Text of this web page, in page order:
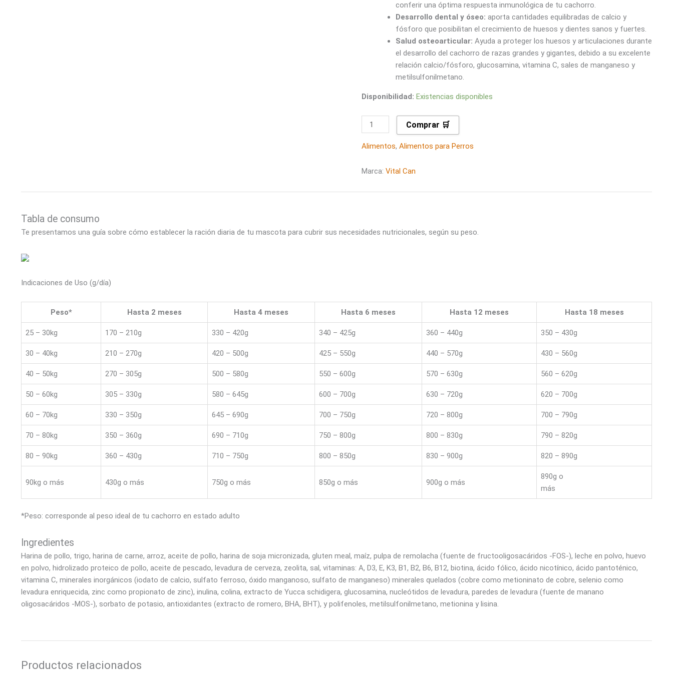
conferir una óptima respuesta inmunológica de tu cachorro.
Desarrollo dental y óseo: aporta cantidades equilibradas de calcio y
fósforo que posibilitan el crecimiento de huesos y dientes sanos y fuertes.
Salud osteoarticular: Ayuda a proteger los huesos y articulaciones durante
el desarrollo del cachorro de razas grandes y gigantes, debido a su excelente
relación calcio/fósforo, glucosamina, vitamina C, sales de manganeso y
metilsulfonilmetano.
Disponibilidad: Existencias disponibles
Comprar 🛒
Alimentos,Alimentos para Perros
Marca: Vital Can
Tabla de consumo
Te presentamos una guía sobre cómo establecer la ración diaria de tu mascota para cubrir sus necesidades nutricionales, según su peso.
Indicaciones de Uso (g/día)
Peso* Hasta 2 meses Hasta 4 meses Hasta 6 meses Hasta 12 meses Hasta 18 meses
25 – 30kg 170 – 210g 330 – 420g 340 – 425g 360 – 440g 350 – 430g
30 – 40kg 210 – 270g 420 – 500g 425 – 550g 440 – 570g 430 – 560g
40 – 50kg 270 – 305g 500 – 580g 550 – 600g 570 – 630g 560 – 620g
50 – 60kg 305 – 330g 580 – 645g 600 – 700g 630 – 720g 620 – 700g
60 – 70kg 330 – 350g 645 – 690g 700 – 750g 720 – 800g 700 – 790g
70 – 80kg 350 – 360g 690 – 710g 750 – 800g 800 – 830g 790 – 820g
80 – 90kg 360 – 430g 710 – 750g 800 – 850g 830 – 900g 820 – 890g
90kg o más 430g o más 750g o más 850g o más 900g o más
890g o
más
*Peso: corresponde al peso ideal de tu cachorro en estado adulto
Ingredientes
Harina de pollo, trigo, harina de carne, arroz, aceite de pollo, harina de soja micronizada, gluten meal, maíz, pulpa de remolacha (fuente de fructooligosacáridos -FOS-), leche en polvo, huevo
en polvo, hidrolizado proteico de pollo, aceite de pescado, levadura de cerveza, zeolita, sal, vitaminas: A, D3, E, K3, B1, B2, B6, B12, biotina, ácido fólico, ácido nicotínico, ácido pantoténico,
vitamina C, minerales inorgánicos (iodato de calcio, sulfato ferroso, óxido manganoso, sulfato de manganeso) minerales quelados (cobre como metioninato de cobre, selenio como
levadura enriquecida, zinc como propionato de zinc), inulina, colina, extracto de Yucca schidigera, glucosamina, nucleótidos de levadura, paredes de levadura (fuente de manano
oligosacáridos -MOS-), sorbato de potasio, antioxidantes (extracto de romero, BHA, BHT), y polifenoles, metilsulfonilmetano, metionina y lisina.
Productos relacionados